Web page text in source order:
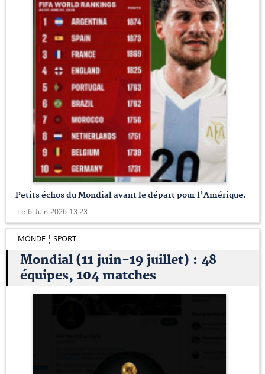
Petits échos du Mondial avant le départ pour l’Amérique.
Le 6 Juin 2026 13:23
MONDE SPORT
Mondial (11 juin-19 juillet) : 48
équipes, 104 matches